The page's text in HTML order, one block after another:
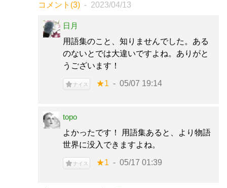
コメント(3) 2023/04/13
日月
用語集のこと、知りませんでした。ある
のないとでは大違いですよね。ありがと
うございます！
ナイス ★1 05/07 19:14
topo
よかったです！ 用語集あると、より物語
世界に没入できますよね。
ナイス ★1 05/17 01:39